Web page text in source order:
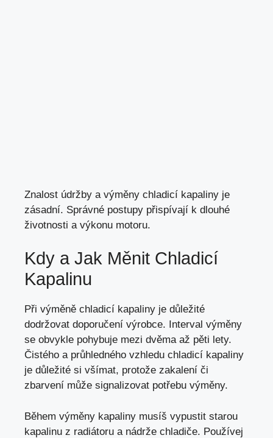
Znalost údržby a výměny chladicí kapaliny je
zásadní. Správné postupy přispívají k dlouhé
životnosti a výkonu motoru.
Kdy a Jak Měnit Chladicí
Kapalinu
Při výměně chladicí kapaliny je důležité
dodržovat doporučení výrobce. Interval výměny
se obvykle pohybuje mezi dvěma až pěti lety.
Čistého a průhledného vzhledu chladicí kapaliny
je důležité si všímat, protože zakalení či
zbarvení může signalizovat potřebu výměny.
Během výměny kapaliny musíš vypustit starou
kapalinu z radiátoru a nádrže chladiče. Používej